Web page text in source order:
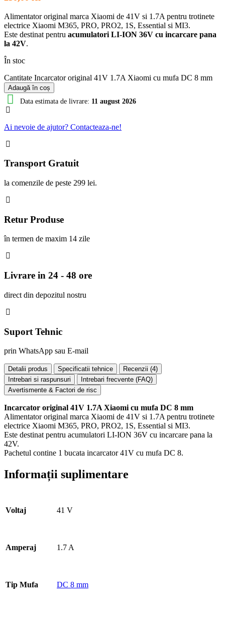
Alimentator original marca Xiaomi de 41V si 1.7A pentru trotinete
electrice Xiaomi M365, PRO, PRO2, 1S, Essential si MI3.
Este destinat pentru acumulatori LI-ION 36V cu incarcare pana
la 42V.
În stoc
Cantitate Incarcator original 41V 1.7A Xiaomi cu mufa DC 8 mm
Adaugă în coș
Data estimata de livrare: 11 august 2026
Ai nevoie de ajutor? Contacteaza-ne!
Transport Gratuit
la comenzile de peste 299 lei.
Retur Produse
în termen de maxim 14 zile
Livrare in 24 - 48 ore
direct din depozitul nostru
Suport Tehnic
prin WhatsApp sau E-mail
Detalii produs Specificatii tehnice Recenzii (4)
Intrebari si raspunsuri
Intrebari frecvente (FAQ)
Avertismente & Factori de risc
Incarcator original 41V 1.7A Xiaomi cu mufa DC 8 mm
Alimentator original marca Xiaomi de 41V si 1.7A pentru trotinete
electrice Xiaomi M365, PRO, PRO2, 1S, Essential si MI3.
Este destinat pentru acumulatori LI-ION 36V cu incarcare pana la
42V.
Pachetul contine 1 bucata incarcator 41V cu mufa DC 8.
Informații suplimentare
Voltaj 41 V
Amperaj 1.7 A
Tip Mufa DC 8 mm